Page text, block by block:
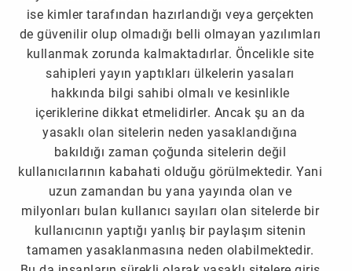
ise kimler tarafından hazırlandığı veya gerçekten
de güvenilir olup olmadığı belli olmayan yazılımları
kullanmak zorunda kalmaktadırlar. Öncelikle site
sahipleri yayın yaptıkları ülkelerin yasaları
hakkında bilgi sahibi olmalı ve kesinlikle
içeriklerine dikkat etmelidirler. Ancak şu an da
yasaklı olan sitelerin neden yasaklandığına
bakıldığı zaman çoğunda sitelerin değil
kullanıcılarının kabahati olduğu görülmektedir. Yani
uzun zamandan bu yana yayında olan ve
milyonları bulan kullanıcı sayıları olan sitelerde bir
kullanıcının yaptığı yanlış bir paylaşım sitenin
tamamen yasaklanmasına neden olabilmektedir.